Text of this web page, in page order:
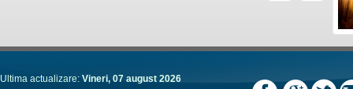
Ultima actualizare: Vineri, 07 august 2026